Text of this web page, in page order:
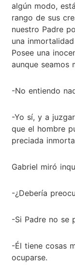
algún modo,
rango de sus
nuestro Padre
una
Posee una
aunque seamos
-No entiendo
-Yo sí, y a
que el hombre
preciada
Gabriel miró
-¿Debería
-Si Padre no se
-Él tiene cosas
ocuparse.